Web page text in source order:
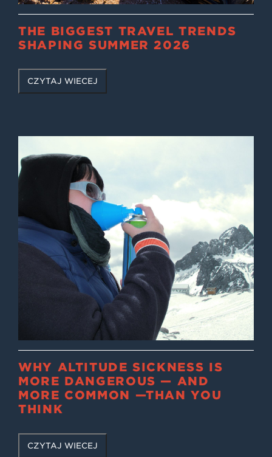
THE BIGGEST TRAVEL TRENDS
SHAPING SUMMER 2026
CZYTAJ WIĘCEJ
WHY ALTITUDE SICKNESS IS
MORE DANGEROUS — AND
MORE COMMON —THAN YOU
THINK
CZYTAJ WIĘCEJ